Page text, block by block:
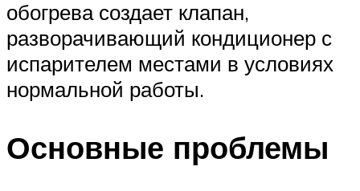
обогрева создает клапан,
разворачивающий кондиционер с
испарителем местами в условиях
нормальной работы.
Основные проблемы